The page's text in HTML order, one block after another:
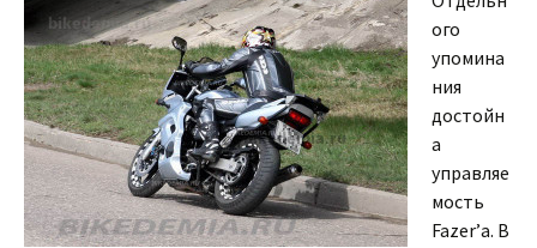
ого
упомина
ния
достойн
а
управляе
мость
Fazer’а. В